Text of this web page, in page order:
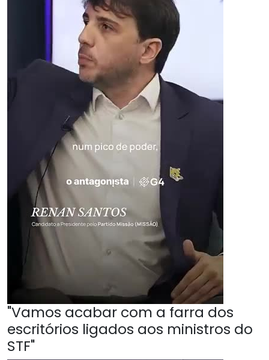
"Vamos acabar com a farra dos
escritórios ligados aos ministros do
STF"